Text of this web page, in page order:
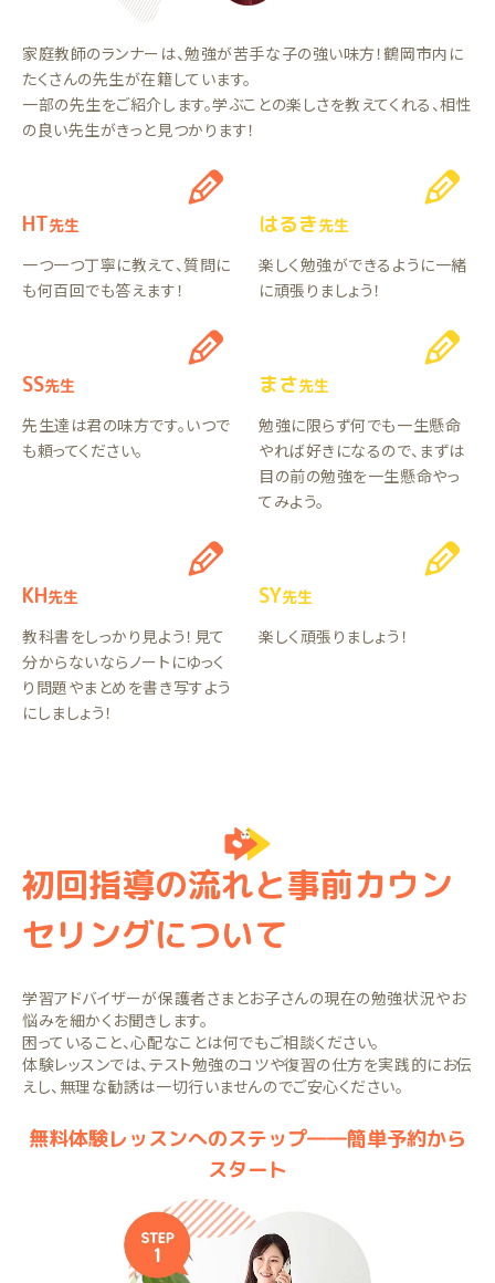
家庭教師のランナーは、勉強が苦手な子の強い味方！鶴岡市内に
たくさんの先生が在籍しています。
一部の先生をご紹介します。学ぶことの楽しさを教えてくれる、相性
の良い先生がきっと見つかります！
HT先生
一つ一つ丁寧に教えて、質問に
も何百回でも答えます！
はるき先生
楽しく勉強ができるように一緒
に頑張りましょう！
SS先生
先生達は君の味方です。いつで
も頼ってください。
まさ先生
勉強に限らず何でも一生懸命
やれば好きになるので、まずは
目の前の勉強を一生懸命やっ
てみよう。
KH先生
教科書をしっかり見よう！見て
分からないならノートにゆっく
り問題やまとめを書き写すよう
にしましょう！
SY先生
楽しく頑張りましょう！
初回指導の流れと事前カウン
セリングについて
学習アドバイザーが保護者さまとお子さんの現在の勉強状況やお
悩みを細かくお聞きします。
困っていること、心配なことは何でもご相談ください。
体験レッスンでは、テスト勉強のコツや復習の仕方を実践的にお伝
えし、無理な勧誘は一切行いませんのでご安心ください。
無料体験レッスンへのステップ――簡単予約から
スタート